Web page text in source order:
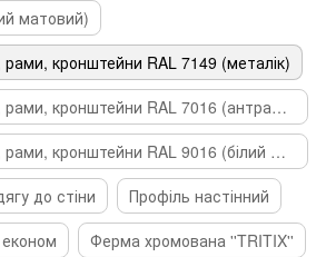
матовий)
кронштейни RAL 7149 (металік)
Стелажі для одягу, рами, кронштейни RAL 7016 (антрацит)
Стелажі для одягу, рами, кронштейни RAL 9016 (білий матовий)
до стіни
Профіль настінний
Ферма хромована ''TRITIX''